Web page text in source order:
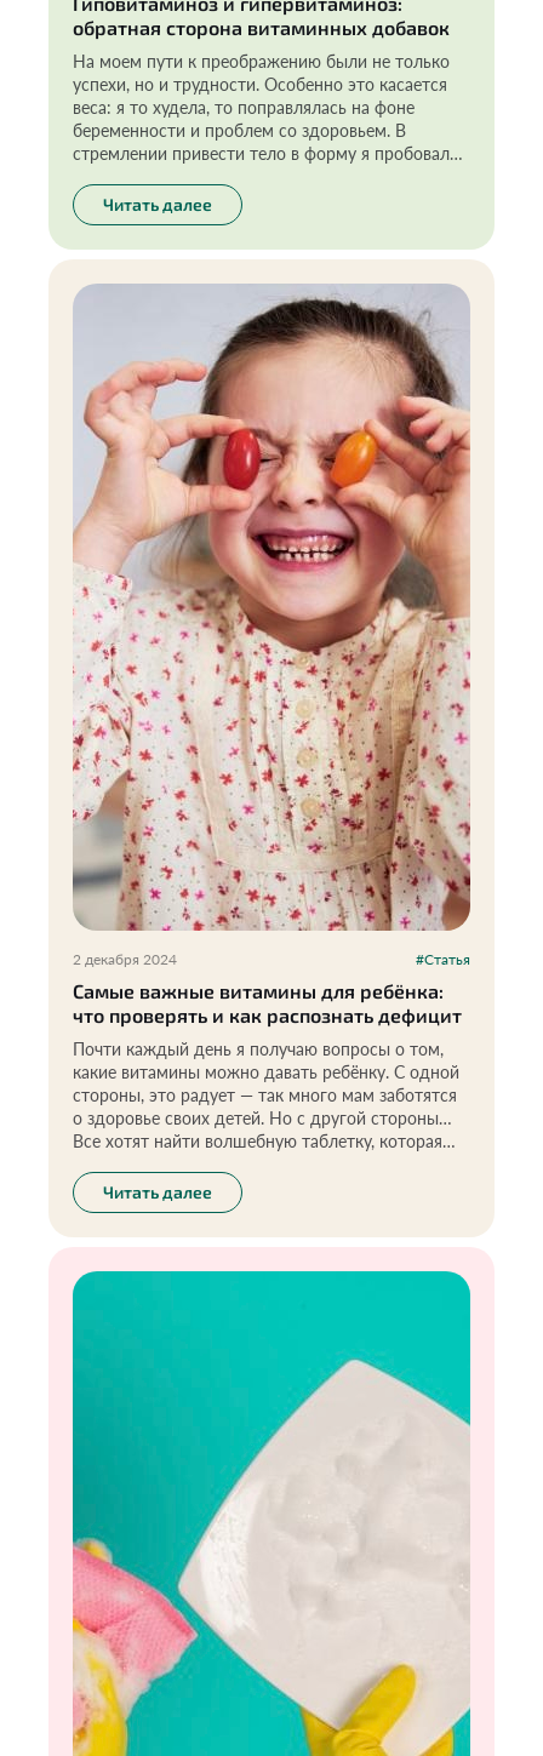
обратная сторона витаминных добавок
На моем пути к преображению были не только
успехи, но и трудности. Особенно это касается
веса: я то худела, то поправлялась на фоне
беременности и проблем со здоровьем. В
стремлении привести тело в форму я пробовала
возвращался… Переломным моментом стало мое
решение провести полный чек-ап организма. Я
выявила дефициты, стала их закрывать.
Читать далее
2 декабря 2024 #Статья
Самые важные витамины для ребёнка:
что проверять и как распознать дефицит
Почти каждый день я получаю вопросы о том,
какие витамины можно давать ребёнку. С одной
стороны, это радует — так много мам заботятся
о здоровье своих детей. Но с другой стороны…
Все хотят найти волшебную таблетку, которая
таблетки не существует.
Читать далее